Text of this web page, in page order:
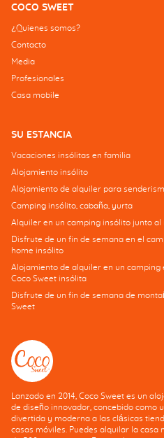
COCO SWEET
¿Quienes somos?
Contacto
Media
Profesionales
Casa mobile
SU ESTANCIA
Vacaciones insólitas en familia
Alojamiento insólito
Alojamiento de alquiler para
Camping insólito, cabaña, yurta
Alquiler en un camping insólito junto al
Disfrute de un fin de semana en el
home insólito
Alojamiento de alquiler en un camping
Coco Sweet insólita
Disfrute de un fin de semana de
Sweet
Lanzado en 2014, Coco Sweet es un
de diseño innovador, concebido como
divertida y moderna a las clásicas
casas móviles. Puedes alquilar la casa